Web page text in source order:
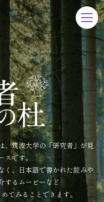
、筑波大学の「研究者」が見
です。
く、日本語で書かれた読みや
するムービーなど
てみることできます。